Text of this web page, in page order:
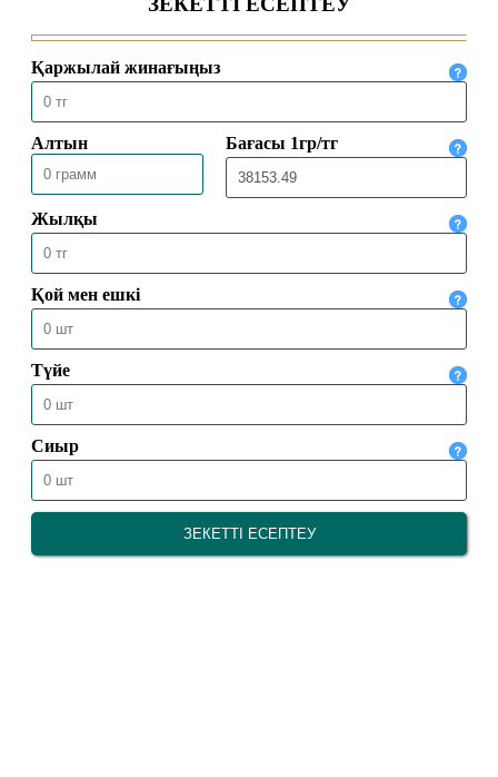
30.05.2026 4466
МЕККЕДЕ 1447 ҺИЖРИ ЖЫЛҒЫ
ҚАЖЫЛЫҚ МАУСЫМЫ
ҚОРЫТЫНДЫЛАНДЫ
30.05.2026